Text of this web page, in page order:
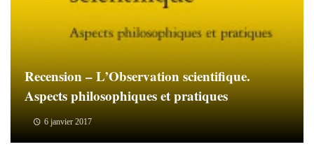
Recension – L’Observation scientifique.
Aspects philosophiques et pratiques
6 janvier 2017